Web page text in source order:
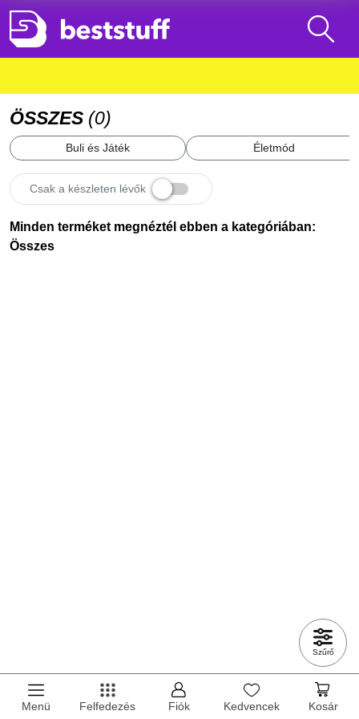
ÖSSZES (0)
Buli és Játék Életmód
Csak a készleten lévők
Szűrő
Minden terméket megnéztél ebben a kategóriában:
Összes
Menü Felfedezés Fiók Kedvencek Kosár